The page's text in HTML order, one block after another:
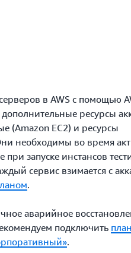
в AWS с помощью
ресурсы
(Amazon EC2) и ресурсы
необходимы во время
запуске инстансов
сервис взимается с
.
аварийное
подключить
.